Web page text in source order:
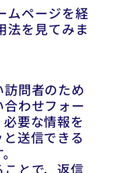
ムページを経
法を見てみま
問者のため
わせフォー
要な情報を
送信できる
とで、返信